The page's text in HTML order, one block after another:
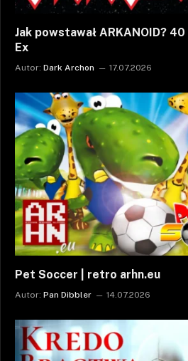
Jak powstawał ARKANOID?
Ex
Autor: Dark Archon 17.07.2026
Pet Soccer | retro arhn.eu
Autor: Pan Dibbler 14.07.2026